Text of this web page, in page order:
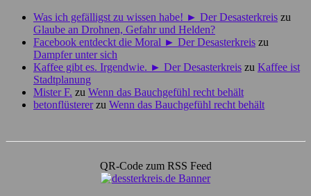
Was ich gefälligst zu wissen habe! ► Der Desasterkreis zu
Glaube an Drohnen, Gefahr und Helden?
Facebook entdeckt die Moral ► Der Desasterkreis zu
Dampfer unter sich
Kaffee gibt es. Irgendwie. ► Der Desasterkreis zu Kaffee ist
Stadtplanung
Mister F. zu Wenn das Bauchgefühl recht behält
betonflüstererzu Wenn das Bauchgefühl recht behält
QR-Code zum RSS Feed